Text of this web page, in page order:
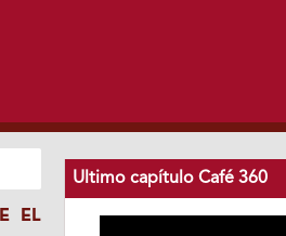
EL
Ultimo capítulo Café 360